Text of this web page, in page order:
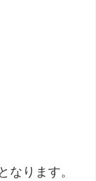
なります。